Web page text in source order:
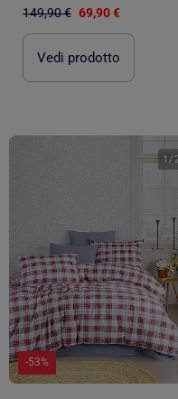
149,90 € 69,90 €
Vedi prodotto
1 /
-53%